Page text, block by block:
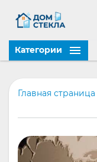
Категории
Главная страница